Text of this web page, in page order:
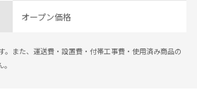
オープン価格
また、運送費・設置費・付帯工事費・使用済み商品の